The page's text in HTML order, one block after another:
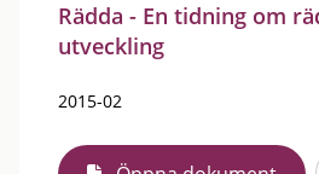
Rädda - En tidning om
utveckling
2015-02